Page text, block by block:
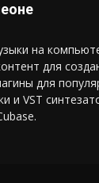
на
для
для
и VST